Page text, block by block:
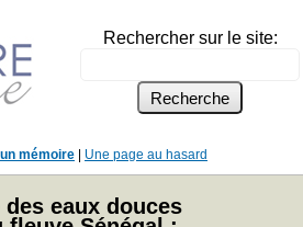
Rechercher sur le site:
mémoire Une page au hasard
eaux douces